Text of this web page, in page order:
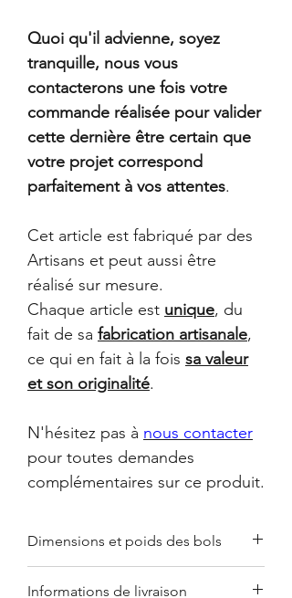
Quoi qu'il advienne, soyez
tranquille, nous vous
contacterons une fois votre
commande réalisée pour valider
cette dernière être certain que
votre projet correspond
parfaitement à vos attentes.
Cet article est fabriqué par des
Artisans et peut aussi être
réalisé sur mesure.
Chaque article est unique, du
fait de sa fabrication artisanale,
ce qui en fait à la fois sa valeur
et son originalité.
N'hésitez pas à nous contacter
pour toutes demandes
complémentaires sur ce produit.
Dimensions et poids des bols
0,4 kg.
Informations de livraison